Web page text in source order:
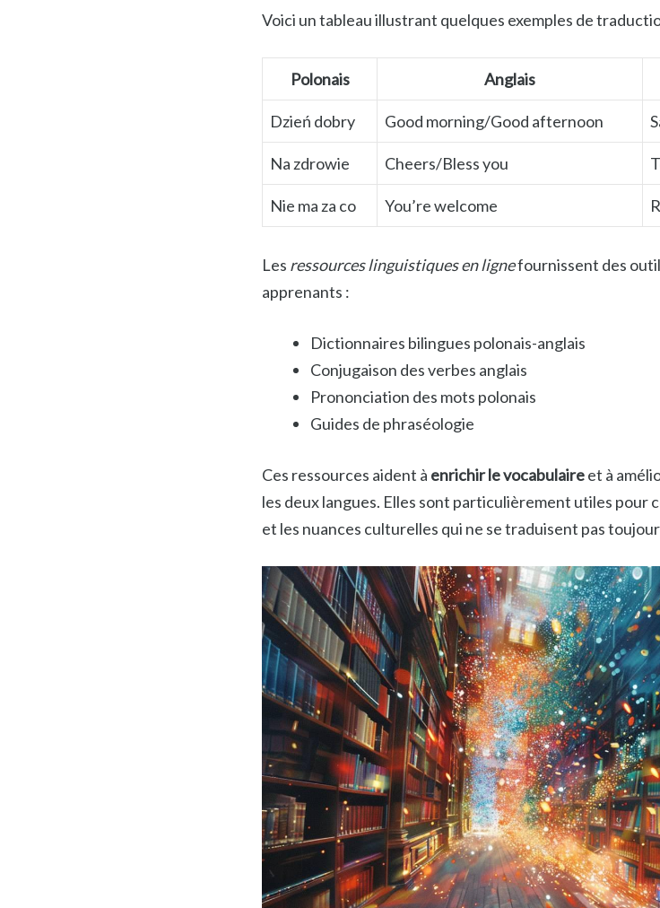
Voici un tableau illustrant quelques exemples de
Polonais Anglais
Dzień dobry Good morning/Good afternoon
Na zdrowie Cheers/Bless you
Nie ma za co You’re welcome
Les ressources linguistiques en lignefournissent des
apprenants :
Dictionnaires bilingues polonais-anglais
Conjugaison des verbes anglais
Prononciation des mots polonais
Guides de phraséologie
Ces ressources aident à enrichir le vocabulaireet à
les deux langues. Elles sont particulièrement utiles pour
et les nuances culturelles qui ne se traduisent pas